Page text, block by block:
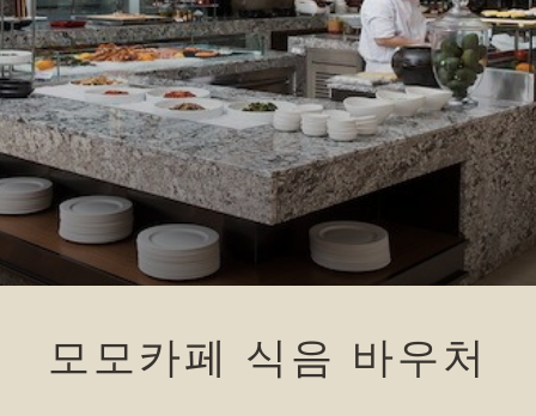
모모카페 식음 바우처